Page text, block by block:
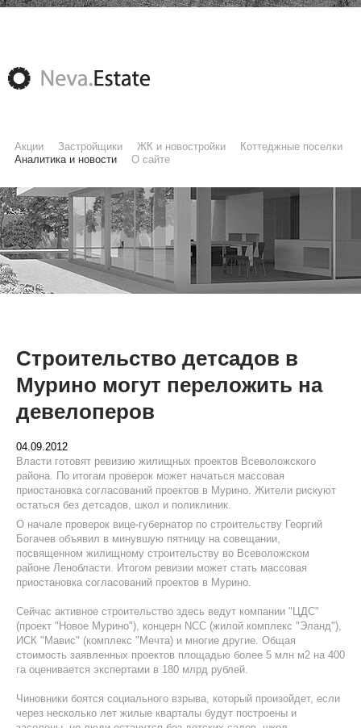
Акции Застройщики ЖК и новостройки
Коттеджные поселки
Аналитика и новости
О сайте
Строительство детсадов в
Мурино могут переложить на
девелоперов
04.09.2012
Власти готовят ревизию жилищных проектов Всеволожского
района. По итогам проверок может начаться массовая
приостановка согласований проектов в Мурино. Жители рискуют
остаться без детсадов, школ и поликлиник.
О начале проверок вице-губернатор по строительству Георгий
Богачев объявил в минувшую пятницу на совещании,
посвященном жилищному строительству во Всеволожском
районе Ленобласти. Итогом ревизии может стать массовая
приостановка согласований проектов в Мурино.
Сейчас активное строительство здесь ведут компании "ЦДС"
(проект "Новое Мурино"), концерн NCC (жилой комплекс "Эланд"),
ИСК "Мавис" (комплекс "Мечта) и многие другие. Общая
стоимость заявленных проектов площадью более 5 млн м2 на 400
га оценивается экспертами в 180 млрд рублей.
Чиновники боятся социального взрыва, который произойдет, если
через несколько лет жилые кварталы будут построены и